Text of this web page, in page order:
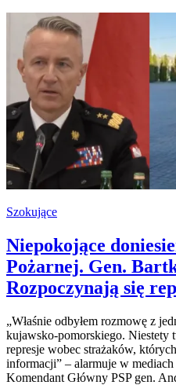
Szokujące
Niepokojące
Pożarnej. Gen.
Rozpoczynają się
„Właśnie odbyłem rozmowę z
kujawsko-pomorskiego. Niestety
represje wobec strażaków,
informacji” – alarmuje w mediach
Komendant Główny PSP gen.